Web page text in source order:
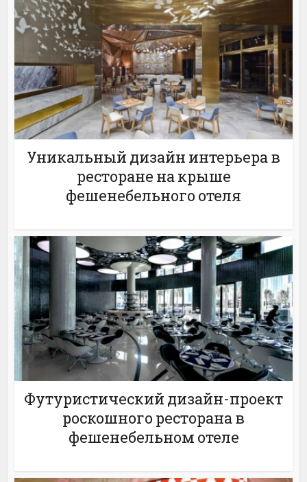
Уникальный дизайн интерьера в
ресторане на крыше
фешенебельного отеля
Футуристический дизайн-проект
роскошного ресторана в
фешенебельном отеле